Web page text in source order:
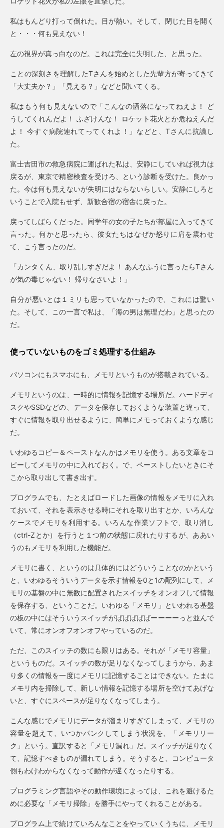
私はもんどり打って倒れた。目が熱い。そして、閉じた目を開く
と・・・何も見えない！
左の視界が真っ白なのだ。これは完全に失明した、と思った。
ことの深刻さを理解したTさんを始めとした先輩方が寄ってきて
「大丈夫か？」「見える？」などと聞いてくる。
私はもう何も見えないので「こんなの洒落になってねえよ！ ど
うしてくれんだよ！ ふざけんな！ ロケット花火とか危ねえんだ
よ！ 今すぐ病院連れてってくれよ！」などと、Tさんに抗議し
た。
富士吉田市の救急病院に運ばれた私は、安静にしていれば視力は
戻るが、東京で精密検査を受けろ、という診断を受けた。良かっ
た。今は何も見えないが失明にはならないらしい。安静にしろと
いうことで入院もせず、新歓合宿の宿舎に戻った。
戻ってしばらくだった。同学年の女の子たちが部屋に入ってきて
言った。何かと思ったら、彼女たちはなぜか怒りに肩を震わせ
て、こう言ったのだ。
「カンタくん、取り乱しすぎだよ！ あんなふうに言ったらTさん
が気の毒じゃない！ 帰りなさいよ！」
自分が悪いとは１ミリも思っていなかったので、これには驚い
た。そして、この一言で私は、「海の男は無理だわ」と思ったの
だ。
使っていないものをゴミ処理する仕組み
パソコンにもスマホにも、メモリというものが搭載されている。
メモリというのは、一時的に情報を記憶する場所だ。ハードディ
スクやSSDなどの、データを保存しておくような装置と違って、
すぐに情報を取り出せるように、簡単にメモっておくような感じ
だ。
いわゆるコピー＆ペーストなんかはメモリを使う。ある文章をコ
ピーしてメモリの中に入れておく。で、ペーストしたいときにそ
こから取り出して書き出す。
プログラムでも、たとえばロードした画像の情報をメモリに入れ
ておいて、それを表示させる時にそれを取り出すとか、いろんな
ケースでメモリを利用する。いろんな作業ソフトで、取り消し
（ctrl-Zとか）を行うと１つ前の状態に戻れたりするが、ああい
うのもメモリを利用した機能だ。
メモリに書く、というのは具体的にはどういうことなのかという
と、いわゆるそういうデータを示す情報を0と1の配列にして、メ
モリの基盤の中に無数に配置されたスイッチをオンオフして情報
を保存する、ということだ。いわゆる「メモリ」といわれる基盤
の板の中にはそういうスイッチがばばばばばーーーーっと並んで
いて、常にオンオフオンオフやっているのだ。
ただ、このスイッチの数にも限りはある。それが「メモリ容量」
というものだ。スイッチの数が足りなくなってしまうから、あま
り多くの情報を一度にメモリに記憶することはできない。たまに
メモリ内を掃除して、新しい情報を記憶する場所を空けてあげな
いと、すぐにスペースが足りなくなってしまう。
こんな感じでメモリにデータが溜まりすぎてしまって、メモリの
容量を超えて、いつかパンクしてしまう状況を、「メモリリー
ク」という。直訳すると「メモリ漏れ」だ。スイッチが足りなく
て、記憶すべきものが漏れてしまう。そうすると、コンピュータ
側もわけわからなくなって動作が遅くなったりする。
プログラミング言語やその動作環境によっては、これを避けるた
めに必要な「メモリ掃除」を勝手にやってくれることがある。
プログラム上で続けていろんなことをやっていくうちに、メモリ